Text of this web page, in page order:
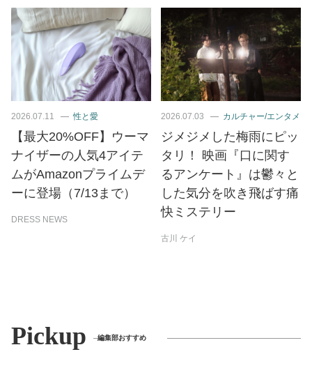
2026.07.11 性と愛
【最大20%OFF】ウーマ
ナイザーの人気4アイテ
ムがAmazonプライムデ
ーに登場（7/13まで）
DRESS NEWS
2026.07.03 カルチャー/エンタメ
ジメジメした梅雨にピッ
タリ！ 映画『口に関す
るアンケート』は鬱々と
した気分を吹き飛ばす痛
快ミステリー
古川 ケイ
Pickup 編集部おすすめ